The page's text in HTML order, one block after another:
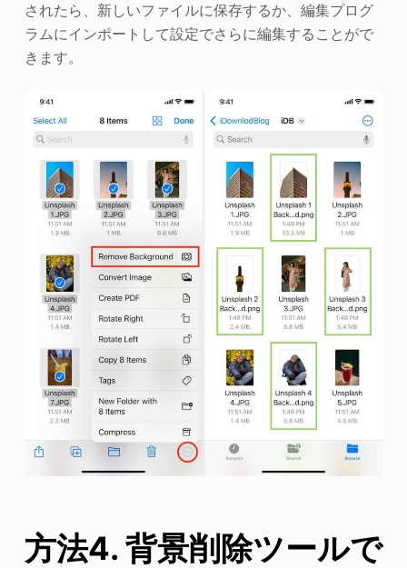
されたら、新しいファイルに保存するか、編集プログ
ラムにインポートして設定でさらに編集することがで
きます。
方法4. 背景削除ツールで